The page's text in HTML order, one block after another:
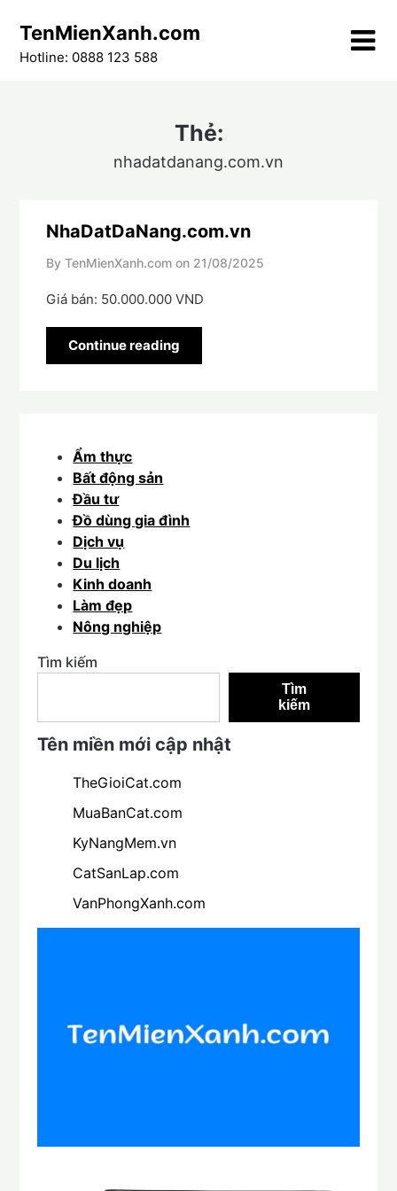
content
TenMienXanh.com
Hotline: 0888 123 588
Thẻ:
nhadatdanang.com.vn
NhaDatDaNang.com.vn
By TenMienXanh.com on 21/08/2025
Giá bán: 50.000.000 VND
Continue reading
Ẩm thực
Bất động sản
Đầu tư
Đồ dùng gia đình
Dịch vụ
Du lịch
Kinh doanh
Làm đẹp
Nông nghiệp
Tìm kiếm
Tìm
kiếm
Tên miền mới cập nhật
TheGioiCat.com
MuaBanCat.com
KyNangMem.vn
CatSanLap.com
VanPhongXanh.com